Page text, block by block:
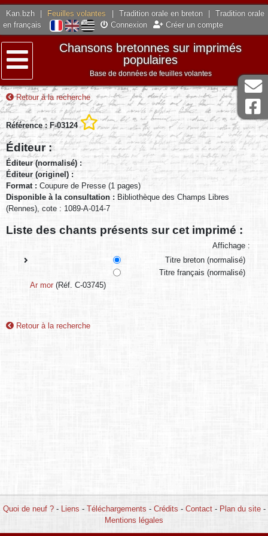
Kan.bzh Feuilles volantes Tradition orale en breton
Tradition orale
en français
Connexion Créer un compte
Menu
Chansons bretonnes sur imprimés
populaires
Base de données de feuilles volantes
Retour à la recherche
Référence : F-03124
Éditeur :
Éditeur (normalisé) :
Éditeur (originel) :
Format : Coupure de Presse (1 pages)
Disponible à la consultation : Bibliothèque des Champs Libres
(Rennes), cote : 1089-A-014-7
Liste des chants présents sur cet imprimé :
Affichage :
Titre breton (normalisé)
Titre français (normalisé)
Ar mor (Réf. C-03745)
Retour à la recherche
Quoi de neuf ?- Liens - Téléchargements - Crédits - Contact- Plan du site-
Mentions légales